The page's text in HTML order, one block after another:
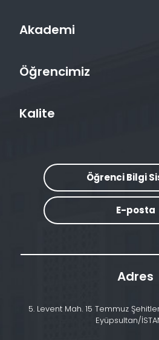
Akademi
Öğrencimiz
Kalite
Öğrenci Bilgi
E-posta
Adres
5. Levent Mah. 15 Temmuz
Eyüpsultan/